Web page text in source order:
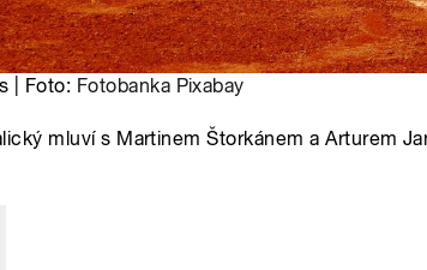
| Foto: Fotobanka Pixabay
mluví s Martinem Štorkánem a Arturem